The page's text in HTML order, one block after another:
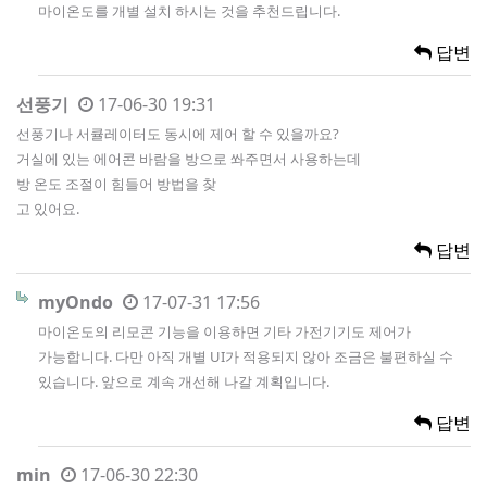
마이온도를 개별 설치 하시는 것을 추천드립니다.
답변
선풍기 17-06-30 19:31
선풍기나 서큘레이터도 동시에 제어 할 수 있을까요?
거실에 있는 에어콘 바람을 방으로 쏴주면서 사용하는데
방 온도 조절이 힘들어 방법을 찾
고 있어요.
답변
myOndo 17-07-31 17:56
마이온도의 리모콘 기능을 이용하면 기타 가전기기도 제어가
가능합니다. 다만 아직 개별 UI가 적용되지 않아 조금은 불편하실 수
있습니다. 앞으로 계속 개선해 나갈 계획입니다.
답변
min 17-06-30 22:30